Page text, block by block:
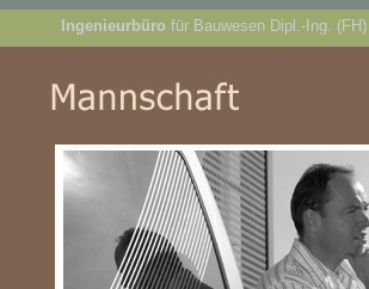
Ingenieurbüro für Bauwesen Dipl.-Ing. (FH)